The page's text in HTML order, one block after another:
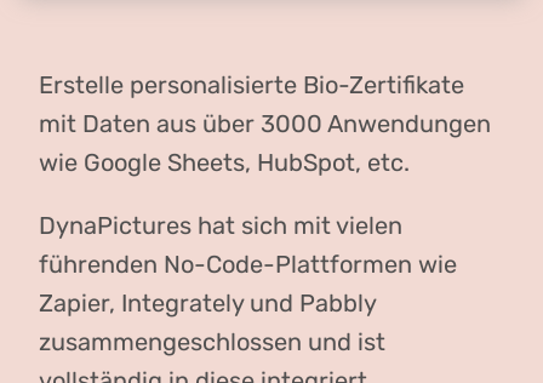
Erstelle personalisierte Bio-Zertifikate
mit Daten aus über 3000 Anwendungen
wie Google Sheets, HubSpot, etc.
DynaPictures hat sich mit vielen
führenden No-Code-Plattformen wie
Zapier, Integrately und Pabbly
zusammengeschlossen und ist